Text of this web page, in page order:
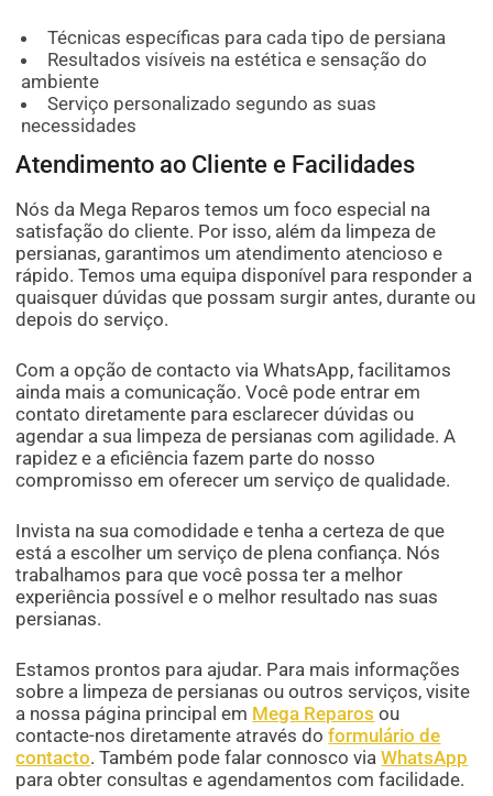
Técnicas específicas para cada tipo de persiana
Resultados visíveis na estética e sensação do
ambiente
Serviço personalizado segundo as suas
necessidades
Atendimento ao Cliente e Facilidades
Nós da Mega Reparos temos um foco especial na
satisfação do cliente. Por isso, além da limpeza de
persianas, garantimos um atendimento atencioso e
rápido. Temos uma equipa disponível para responder a
quaisquer dúvidas que possam surgir antes, durante ou
depois do serviço.
Com a opção de contacto via WhatsApp, facilitamos
ainda mais a comunicação. Você pode entrar em
contato diretamente para esclarecer dúvidas ou
agendar a sua limpeza de persianas com agilidade. A
rapidez e a eficiência fazem parte do nosso
compromisso em oferecer um serviço de qualidade.
Invista na sua comodidade e tenha a certeza de que
está a escolher um serviço de plena confiança. Nós
trabalhamos para que você possa ter a melhor
experiência possível e o melhor resultado nas suas
persianas.
Estamos prontos para ajudar. Para mais informações
sobre a limpeza de persianas ou outros serviços, visite
a nossa página principal em Mega Reparos ou
contacte-nos diretamente através doformulário de
contacto. Também pode falar connosco viaWhatsApp
para obter consultas e agendamentos com facilidade.